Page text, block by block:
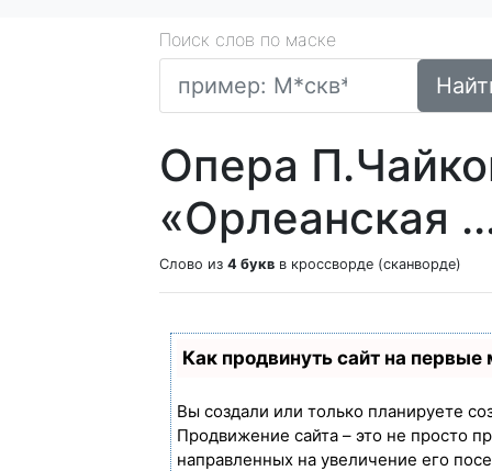
Поиск слов по маске
Опера
«Орлеанская
Слово из 4 букв в кроссворде (сканворде)
Как продвинуть сайт на первые
Вы создали или только планируете
Продвижение сайта – это не просто
направленных на увеличение его